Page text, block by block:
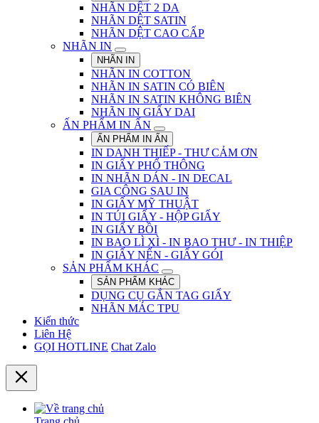
NHÃN DỆT 2 DA
NHÃN DỆT SATIN
NHÃN DỆT CAO CẤP
NHÃN IN
NHÃN IN
NHÃN IN COTTON
NHÃN IN SATIN CÓ BIÊN
NHÃN IN SATIN KHÔNG BIÊN
NHÃN IN GIẤY DAI
ẤN PHẨM IN ẤN
ẤN PHẨM IN ẤN
IN DANH THIẾP - THƯ CẢM ƠN
IN GIẤY PHỔ THÔNG
IN NHÃN DÁN - IN DECAL
GIA CÔNG SAU IN
IN GIẤY MỸ THUẬT
IN TÚI GIẤY - HỘP GIẤY
IN GIẤY BỒI
IN BAO LÌ XÌ - IN BAO THƯ - IN THIỆP
IN GIẤY NẾN - GIẤY GÓI
SẢN PHẨM KHÁC
SẢN PHẨM KHÁC
DỤNG CỤ GẮN TAG GIẤY
NHÃN MÁC TPU
Kiến thức
Liên Hệ
GỌI HOTLINE Chat Zalo